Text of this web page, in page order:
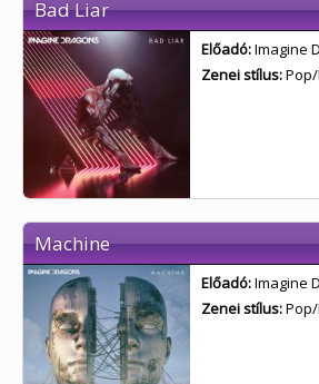
Bad Liar
Előadó:Imagine
Zenei stílus:
Machine
Előadó:Imagine
Zenei stílus: